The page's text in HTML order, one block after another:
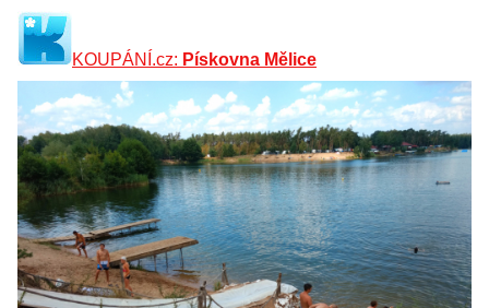
KOUPÁNÍ.cz: Pískovna Mělice